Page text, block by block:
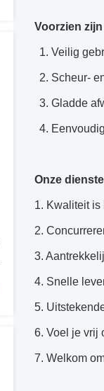
Voorzien
1. Veilig
2. Scheur-
3. Gladde
4.
Onze
1. Kwaliteit is
2.
3.
4. Snelle
5.
6. Voel je vrij
7. Welkom